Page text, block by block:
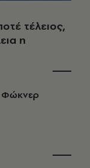
τέλειος,
η
Φώκνερ